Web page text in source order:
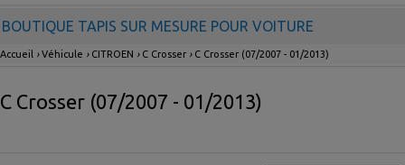
BOUTIQUE TAPIS SUR MESURE POUR VOITURE
Accueil ›Véhicule › CITROEN › C Crosser › C Crosser (07/2007 - 01/2013)
C Crosser (07/2007 - 01/2013)